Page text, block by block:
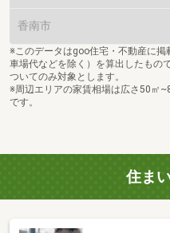
香南市
※このデータはgoo住宅・不動産に
車場代などを除く）を算出したもの
ついてのみ対象とします。
※周辺エリアの家賃相場は広さ50㎡
です。
住ま